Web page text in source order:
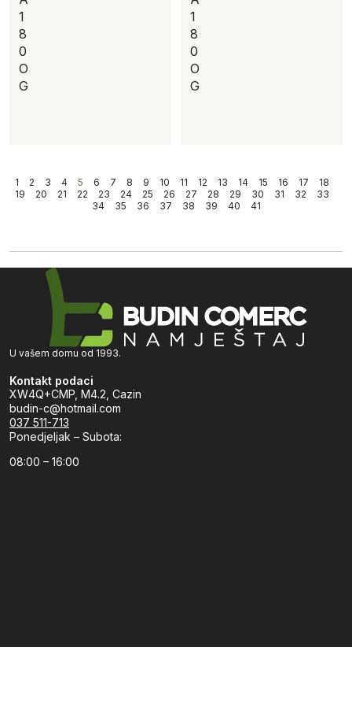
1
8
0
O
G
1
8
0
O
G
1 2 3 4 5 6 7 8 9 10 11 12 13 14 15 16 17
18
19
20 21 22 23 24 25 26 27 28 29 30 31 32
33
34
35 36 37 38 39 40 41
U vašem domu od 1993.
Kontakt podaci
XW4Q+CMP, M4.2, Cazin
budin-c@hotmail.com
037 511-713
Ponedjeljak – Subota:
08:00 – 16:00